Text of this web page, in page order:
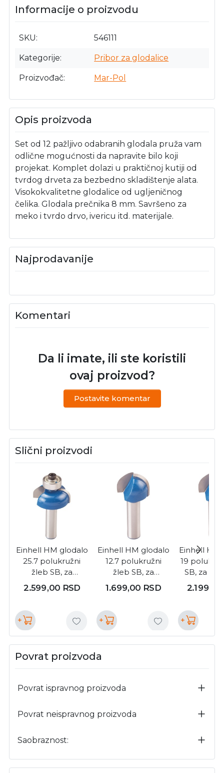
Informacije o proizvodu
SKU 546111
Kategorije Pribor za glodalice
Proizvođač Mar-Pol
Opis proizvoda
Set od 12 pažljivo odabranih glodala pruža vam
odlične mogućnosti da napravite bilo koji
projekat. Komplet dolazi u praktičnoj kutiji od
tvrdog drveta za bezbedno skladištenje alata.
Visokokvalitetne glodalice od ugljeničnog
čelika. Glodala prečnika 8 mm. Savršeno za
meko i tvrdo drvo, ivericu itd. materijale.
Najprodavanije
Komentari
Da li imate, ili ste koristili
ovaj proizvod?
Postavite komentar
Slični proizvodi
Einhell HM glodalo
25.7 polukružni
žleb SB, za
glodalicu,
drvo/plastika (
2.599,00 RSD
+
Einhell HM glodalo
12.7 polukružni
žleb SB, za
glodalicu,
drvo/plastika (
1.699,00 RSD
+
Einhell HM
19
SB, za
drvo/
+
Povrat proizvoda
Povrat ispravnog proizvoda
Povrat neispravnog proizvoda
Saobraznost: